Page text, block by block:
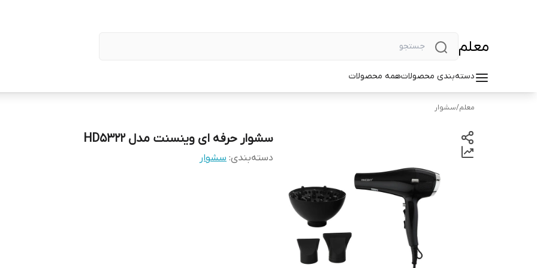
معلم
دسته‌بندی محصولاتهمه محصولات
معلم/سشوار
سشوار حرفه ای وینسنت مدل HD5322
دسته‌بندی: سشوار